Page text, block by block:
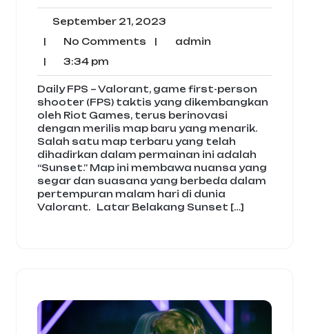
September 21, 2023
2023
| No Comments No| adminadmin
|
3:34 pm
pm
Daily FPS – Valorant, game first-person
shooter (FPS) taktis yang dikembangkan
oleh Riot Games, terus berinovasi
dengan merilis map baru yang menarik.
Salah satu map terbaru yang telah
dihadirkan dalam permainan ini adalah
“Sunset.” Map ini membawa nuansa yang
segar dan suasana yang berbeda dalam
pertempuran malam hari di dunia
Valorant. Latar Belakang Sunset […]